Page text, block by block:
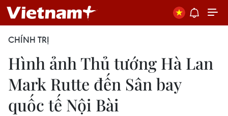
CHÍNH TRỊ
Hình ảnh Thủ tướng Hà Lan
Mark Rutte đến Sân bay
quốc tế Nội Bài